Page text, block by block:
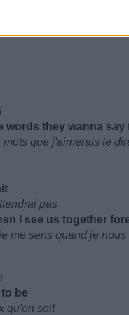
words they wanna say
que j'aimerais te
pas
I see us together
me sens quand je
be
qu'on soit